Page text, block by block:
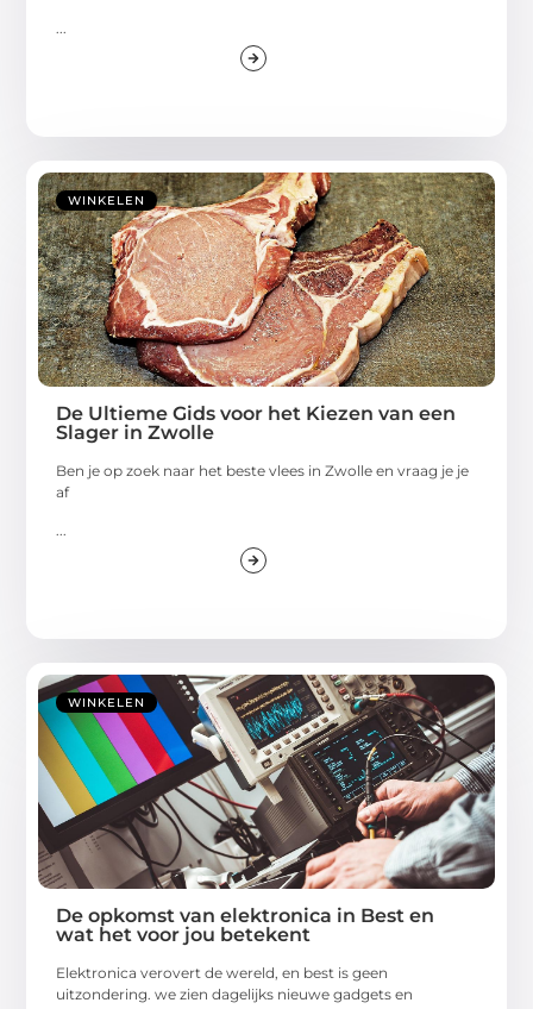
WINKELEN
De Ultieme Gids voor het Kiezen van een
Slager in Zwolle
Ben je op zoek naar het beste vlees in Zwolle en vraag je je
af
...
WINKELEN
De opkomst van elektronica in Best en
wat het voor jou betekent
Elektronica verovert de wereld, en best is geen
uitzondering. we zien dagelijks nieuwe gadgets en